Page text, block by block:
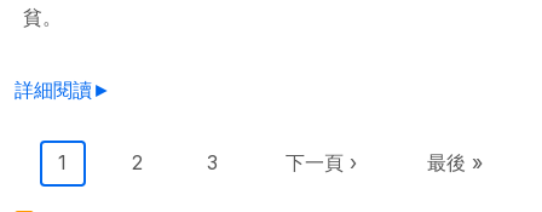
貧。
詳細閱讀►
Pagination
目前頁面
1 Page
2 Page
3 下一頁
下一頁 › Last page
最後 »